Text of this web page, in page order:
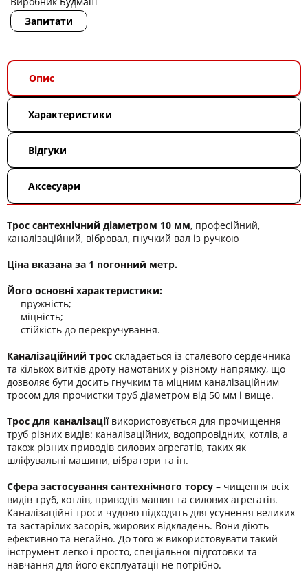
Запитати
Опис
Характеристики
Відгуки
Аксесуари
Трос сантехнічний діаметром 10 мм, професійний,
каналізаційний, вібровал, гнучкий вал із ручкою
Ціна вказана за 1 погонний метр.
Його основні характеристики:
пружність;
міцність;
стійкість до перекручування.
Каналізаційний трос складається із сталевого сердечника
та кількох витків дроту намотаних у різному напрямку, що
дозволяє бути досить гнучким та міцним каналізаційним
тросом для прочистки труб діаметром від 50 мм і вище.
Трос для каналізаціївикористовується для прочищення
труб різних видів: каналізаційних, водопровідних, котлів, а
також різних приводів силових агрегатів, таких як
шліфувальні машини, вібратори та ін.
Сфера застосування сантехнічного торсу – чищення всіх
видів труб, котлів, приводів машин та силових агрегатів.
Каналізаційні троси чудово підходять для усунення великих
та застарілих засорів, жирових відкладень. Вони діють
ефективно та негайно. До того ж використовувати такий
інструмент легко і просто, спеціальної підготовки та
навчання для його експлуатації не потрібно.